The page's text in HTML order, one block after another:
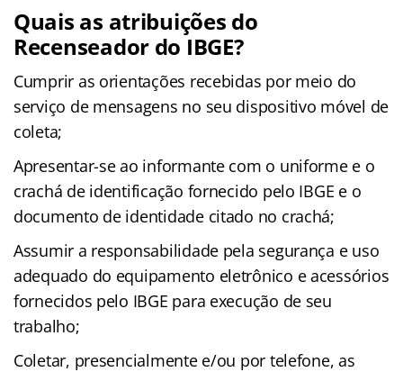
Quais as atribuições do
Recenseador do IBGE?
Cumprir as orientações recebidas por meio do
serviço de mensagens no seu dispositivo móvel de
coleta;
Apresentar-se ao informante com o uniforme e o
crachá de identificação fornecido pelo IBGE e o
documento de identidade citado no crachá;
Assumir a responsabilidade pela segurança e uso
adequado do equipamento eletrônico e acessórios
fornecidos pelo IBGE para execução de seu
trabalho;
Coletar, presencialmente e/ou por telefone, as